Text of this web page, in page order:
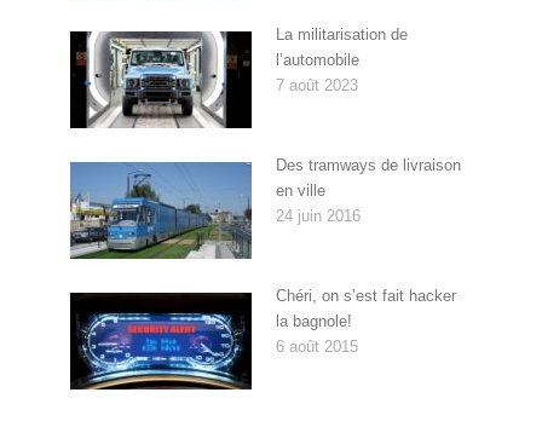
La militarisation de
l’automobile
7 août 2023
Des tramways de livraison
en ville
24 juin 2016
Chéri, on s’est fait hacker
la bagnole!
6 août 2015